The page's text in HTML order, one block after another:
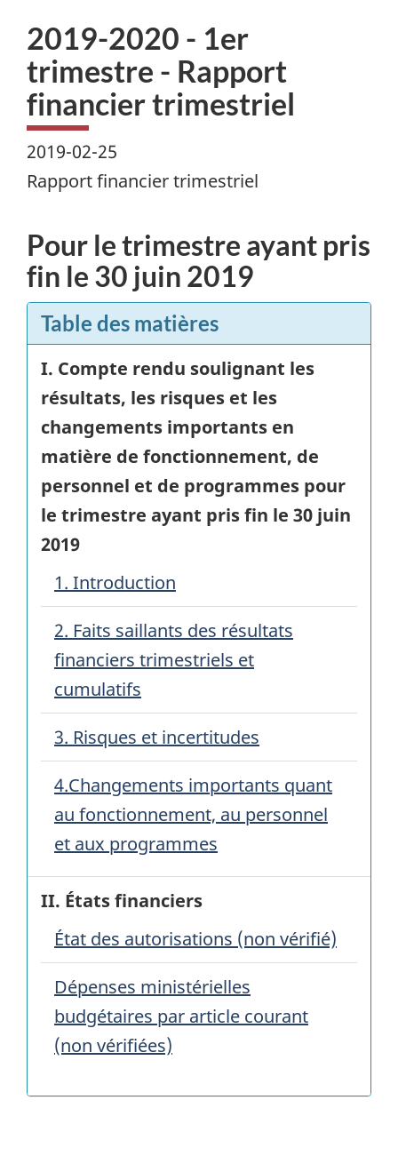
2019-2020 - 1er
trimestre - Rapport
financier trimestriel
2019-02-25
Rapport financier trimestriel
Pour le trimestre ayant pris
fin le 30 juin 2019
Table des matières
I. Compte rendu soulignant les
résultats, les risques et les
changements importants en
matière de fonctionnement, de
personnel et de programmes pour
le trimestre ayant pris fin le 30 juin
2019
1. Introduction
2. Faits saillants des résultats
financiers trimestriels et
cumulatifs
3. Risques et incertitudes
4.Changements importants quant
au fonctionnement, au personnel
et aux programmes
II. États financiers
État des autorisations (non vérifié)
Dépenses ministérielles
budgétaires par article courant
(non vérifiées)